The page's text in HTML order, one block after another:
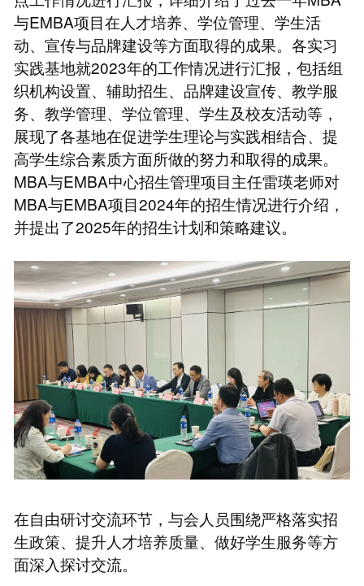
与EMBA项目在人才培养、学位管理、学生活
动、宣传与品牌建设等方面取得的成果。各实习
实践基地就2023年的工作情况进行汇报，包括组
织机构设置、辅助招生、品牌建设宣传、教学服
务、教学管理、学位管理、学生及校友活动等，
展现了各基地在促进学生理论与实践相结合、提
高学生综合素质方面所做的努力和取得的成果。
MBA与EMBA中心招生管理项目主任雷瑛老师对
MBA与EMBA项目2024年的招生情况进行介绍，
并提出了2025年的招生计划和策略建议。
在自由研讨交流环节，与会人员围绕严格落实招
生政策、提升人才培养质量、做好学生服务等方
面深入探讨交流。